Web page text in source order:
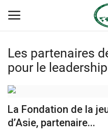
Login
Accueil
Terms & Conditions
Les partenaires
pour le
La Fondation de la
d’Asie, partenaire...